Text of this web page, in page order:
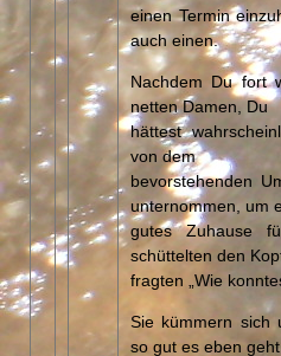
einen Termin
auch einen.
Nachdem Du fort
netten Damen, Du
hättest
von dem
bevorstehenden
unternommen, um
gutes Zuhause
schüttelten den
fragten „Wie
Sie kümmern sich
so gut es eben geht.